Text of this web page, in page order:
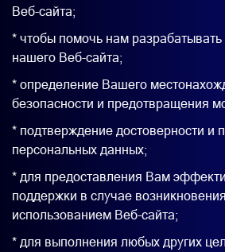
Веб-сайта;
* чтобы помочь нам разрабатывать
нашего Веб-сайта;
* определение Вашего
безопасности и предотвращения
* подтверждение достоверности и
персональных данных;
* для предоставления Вам
поддержки в случае
использованием Веб-сайта;
* для выполнения любых других